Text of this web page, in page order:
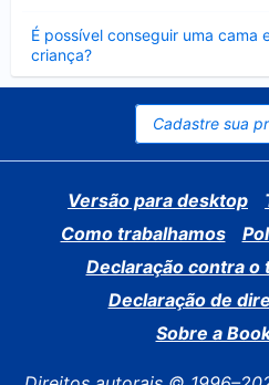
É possível conseguir uma cama
criança?
Contraído
Cadastre sua
Versão para desktop
Como trabalhamos
Declaração contra o
Declaração de
Sobre a